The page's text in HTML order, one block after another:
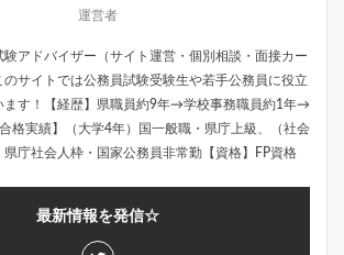
運営者
アドバイザー（サイト運営・個別相談・面接カー
のサイトでは公務員試験受験生や若手公務員に役立
ます！【経歴】県職員約9年→学校事務職員約1年→
格実績】（大学4年）国一般職・県庁上級、（社会
県庁社会人枠・国家公務員非常勤【資格】FP資格
最新情報を発信☆